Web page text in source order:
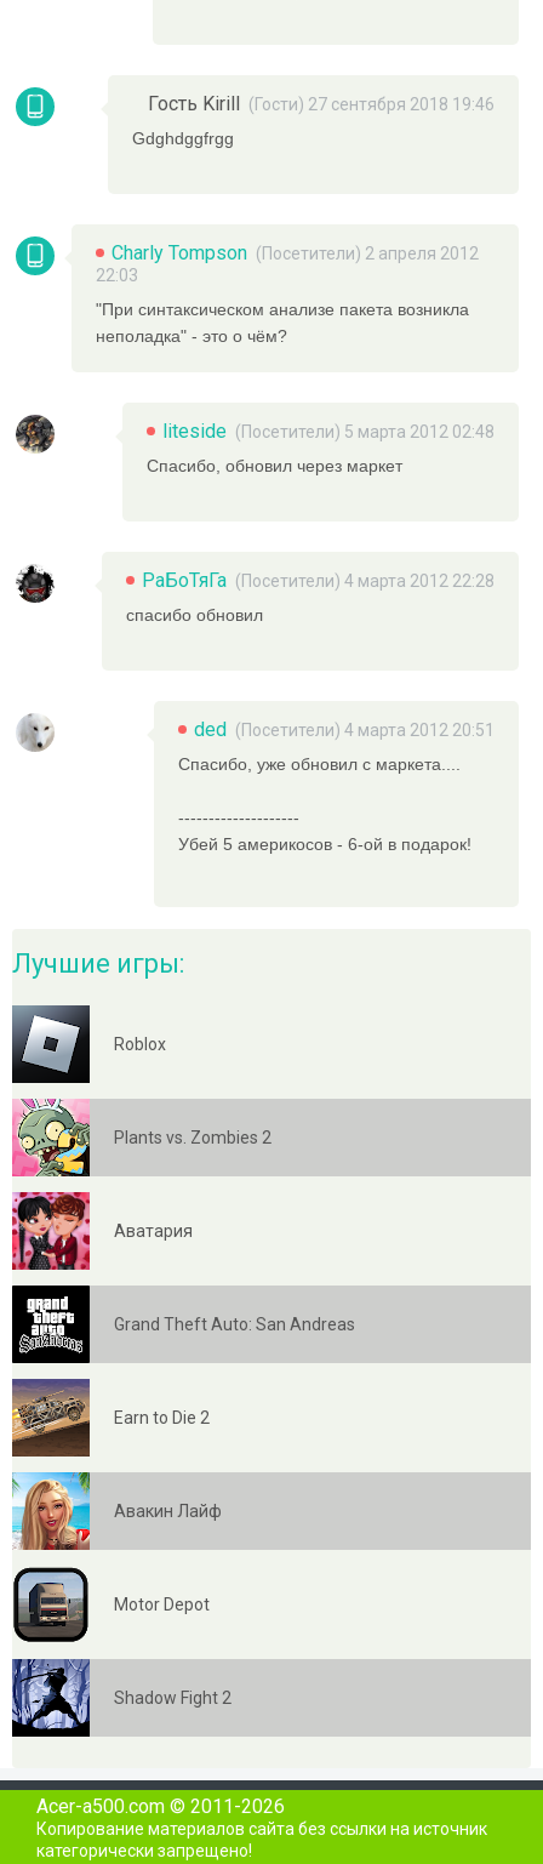
Гость Kirill (Гости) 27 сентября 2018 19:46
Gdghdggfrgg
Charly Tompson (Посетители) 2 апреля 2012
22:03
"При синтаксическом анализе пакета возникла
неполадка" - это о чём?
liteside (Посетители) 5 марта 2012 02:48
Спасибо, обновил через маркет
РаБоТяГа (Посетители) 4 марта 2012 22:28
спасибо обновил
ded (Посетители) 4 марта 2012 20:51
Спасибо, уже обновил с маркета....
--------------------
Убей 5 америкосов - 6-ой в подарок!
Лучшие игры:
Roblox
Plants vs. Zombies 2
Аватария
Grand Theft Auto: San Andreas
Earn to Die 2
Авакин Лайф
Motor Depot
Shadow Fight 2
Acer-a500.com © 2011-2026
Копирование материалов сайта без ссылки на источник
категорически запрещено!